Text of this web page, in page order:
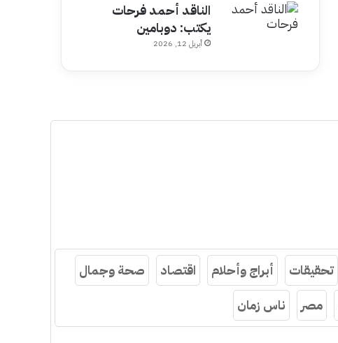
الناقد أحمد فرحات
يكتب: دوبامين
أبريل 12, 2026
تحقيقات أبراج وأحلام اقتصاد
صحة وجمال
مصر
ناس زمان